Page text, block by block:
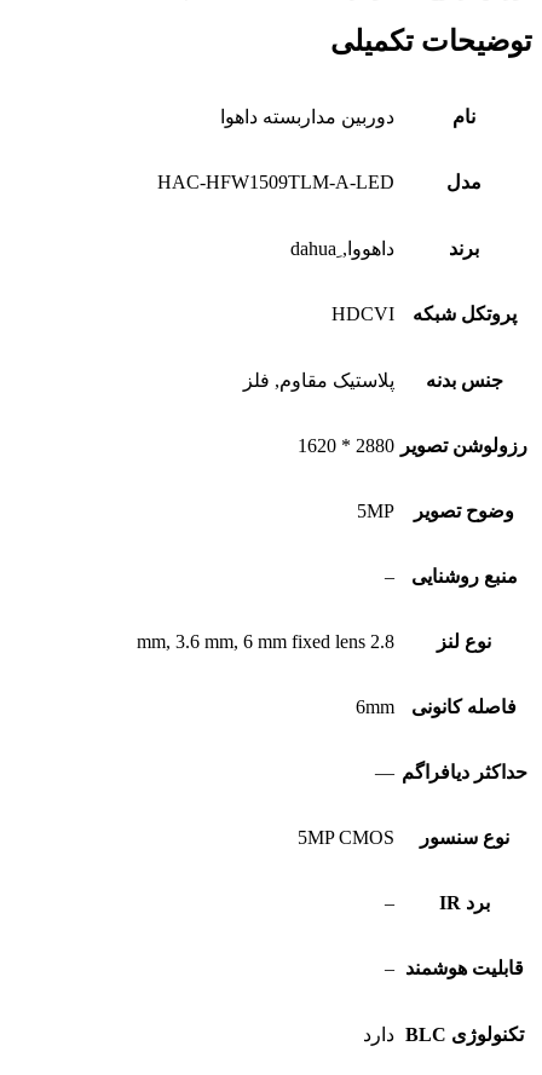
توضیحات تکمیلی
نام دوربین مداربسته داهوا
مدل HAC-HFW1509TLM-A-LED
برند داهووا, ِdahua
پروتکل شبکه HDCVI
جنس بدنه پلاستیک مقاوم, فلز
رزولوشن تصویر 2880 * 1620
وضوح تصویر 5MP
منبع روشنایی –
نوع لنز 2.8 mm, 3.6 mm, 6 mm fixed lens
فاصله کانونی 6mm
حداکثر دیافراگم —
نوع سنسور 5MP CMOS
برد IR –
قابلیت هوشمند –
تکنولوژی BLC دارد